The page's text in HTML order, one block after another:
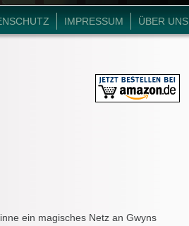
IMPRESSUM ÜBER UNS
ein magisches Netz an Gwyns